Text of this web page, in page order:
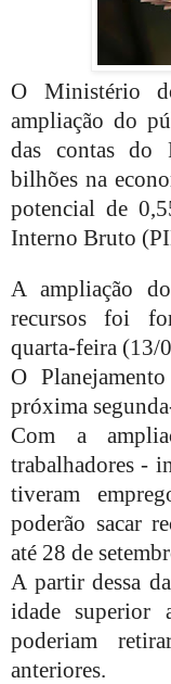
O Ministério
ampliação do
das contas do
bilhões na
potencial de
Interno Bruto
A ampliação
recursos foi
quarta-feira (13/
O
próxima
Com a
trabalhadores -
tiveram
poderão sacar
até 28 de
A partir dessa
idade
poderiam
anteriores.